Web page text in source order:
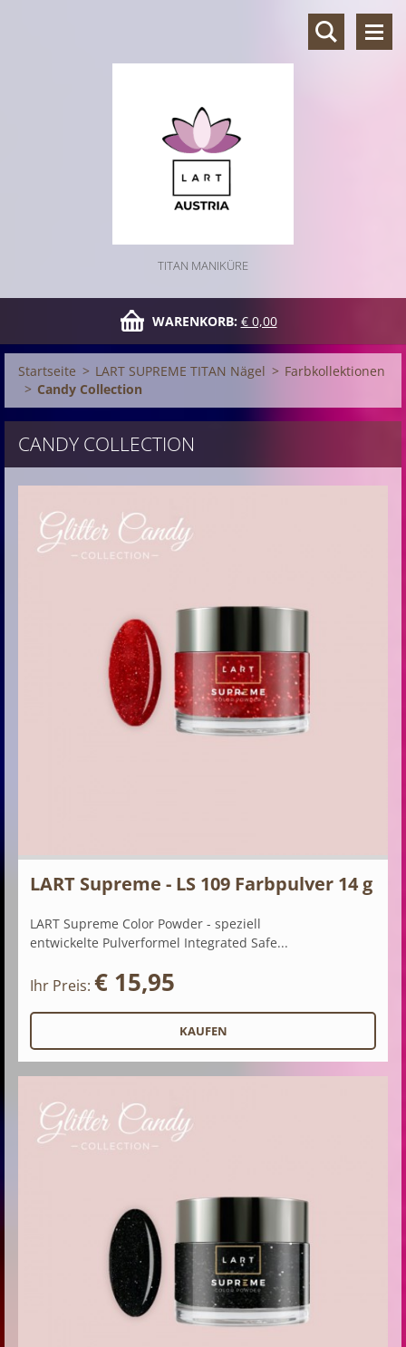
TITAN MANIKÜRE
WARENKORB: € 0,00
Startseite > LART SUPREME TITAN Nägel > Farbkollektionen
> Candy Collection
CANDY COLLECTION
LART Supreme - LS 109 Farbpulver 14 g
LART Supreme Color Powder - speziell
entwickelte Pulverformel Integrated Safe...
Ihr Preis: € 15,95